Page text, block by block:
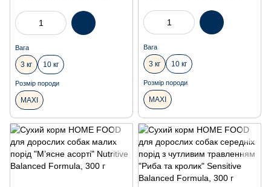
Вага
3 кг 10 кг
Розмір породи
MAXI
кг
Вага
3 кг 10 кг
Розмір породи
MAXI